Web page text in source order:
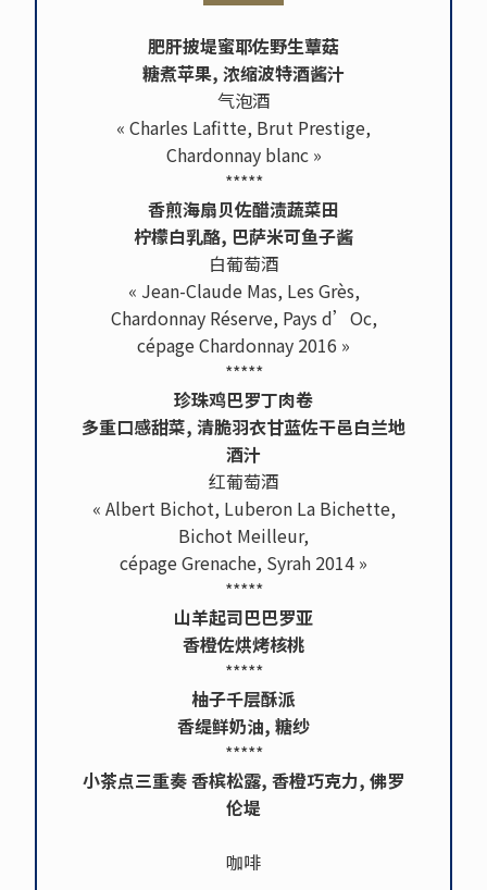
肥肝披堤蜜耶佐野生蕈菇
糖煮苹果, 浓缩波特酒酱汁
气泡酒
« Charles Lafitte, Brut Prestige,
Chardonnay blanc »
*****
香煎海扇贝佐醋渍蔬菜田
柠檬白乳酪, 巴萨米可鱼子酱
白葡萄酒
« Jean-Claude Mas, Les Grès,
Chardonnay Réserve, Pays d’Oc,
cépage Chardonnay 2016 »
*****
珍珠鸡巴罗丁肉卷
多重口感甜菜, 清脆羽衣甘蓝佐干邑白兰地
酒汁
红葡萄酒
« Albert Bichot, Luberon La Bichette,
Bichot Meilleur,
cépage Grenache, Syrah 2014 »
*****
山羊起司巴巴罗亚
香橙佐烘烤核桃
*****
柚子千层酥派
香缇鲜奶油, 糖纱
*****
小茶点三重奏 香槟松露, 香橙巧克力, 佛罗
伦堤
咖啡